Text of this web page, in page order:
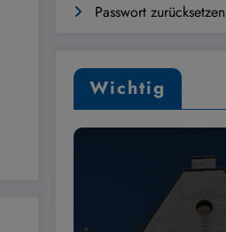
Passwort zurücksetzen
Wichtig